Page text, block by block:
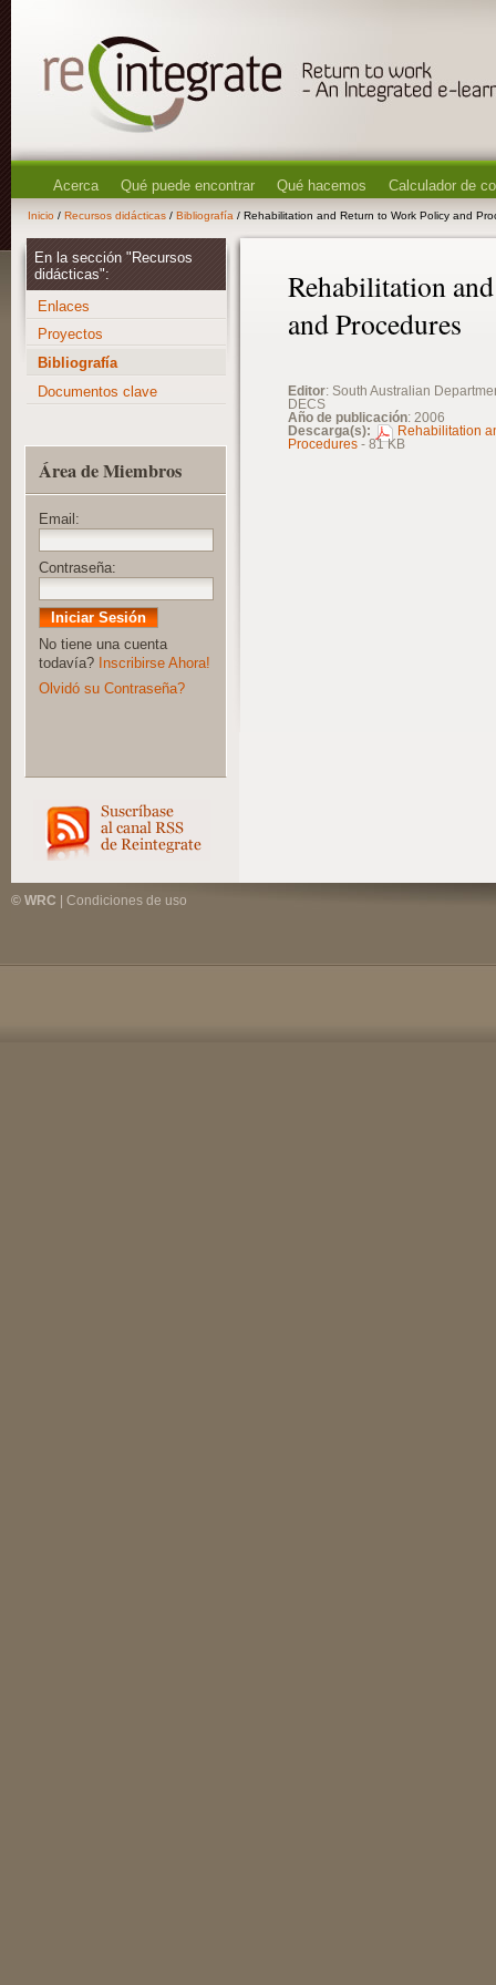
Acerca Qué puede encontrar Qué hacemos Calculador de
Inicio / Recursos didácticas / Bibliografía / Rehabilitation and Return to Work Policy and
Rehabilitation
and Procedures
Editor: South Australian
DECS
Año de publicación: 2006
Descarga(s):
Rehabilitation
Procedures - 81 KB
En la sección "Recursos
didácticas":
Enlaces
Proyectos
Bibliografía
Documentos clave
Área de Miembros
Email:
Contraseña:
No tiene una cuenta
todavía? Inscribirse Ahora!
Olvidó su Contraseña?
© WRC Condiciones de uso